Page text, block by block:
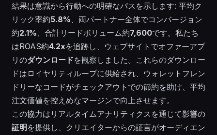
結果は意識から行動への明確なパスを示します: 平均ク
リック率約5.8% 、両パートナー全体でコンバージョン
約2.1% 、合計リードボリューム約7,600です。私たち
はROAS約4.2xを追跡し、ウェブサイトでオファーアプ
リのダウンロードを観察しました。これらのダウンロー
ドはロイヤリティループに供給され、ウォレットフレン
ドリーなコードがチェックアウトでの節約を助け、平均
注文価値を控えめなマージンで向上させます。
この協力はリアルタイムアナリティクスを通じて影響の
証明を提供し、クリエイターからの証言がオーディエン